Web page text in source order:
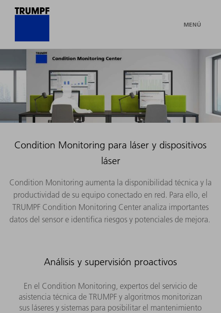
MENÚ
Condition Monitoring para láser y dispositivos
láser
Condition Monitoring aumenta la disponibilidad técnica y la
productividad de su equipo conectado en red. Para ello, el
TRUMPF Condition Monitoring Center analiza importantes
datos del sensor e identifica riesgos y potenciales de mejora.
Análisis y supervisión proactivos
En el Condition Monitoring, expertos del servicio de
asistencia técnica de TRUMPF y algoritmos monitorizan
sus láseres y sistemas para posibilitar el mantenimiento